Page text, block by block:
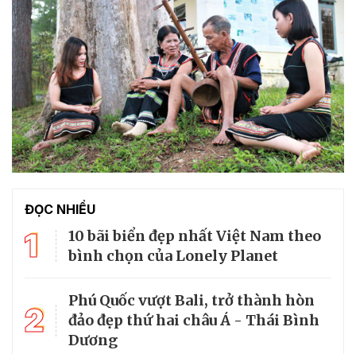
ĐỌC NHIỀU
1
10 bãi biển đẹp nhất Việt Nam theo
bình chọn của Lonely Planet
2
Phú Quốc vượt Bali, trở thành hòn
đảo đẹp thứ hai châu Á - Thái Bình
Dương